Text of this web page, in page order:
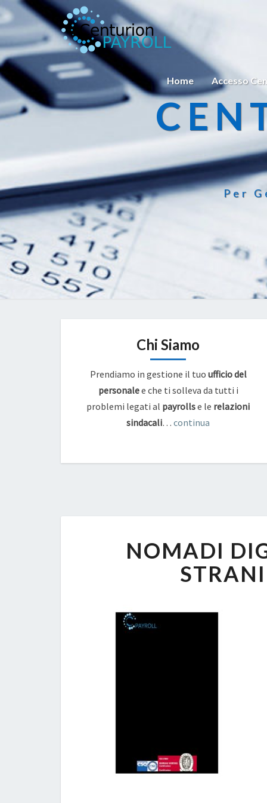
Home Accesso
Per
Chi Siamo
Prendiamo in gestione il tuo ufficio del
personalee che ti solleva da tutti i
problemi legati al payrollse le relazioni
sindacali… continua
NOMADI